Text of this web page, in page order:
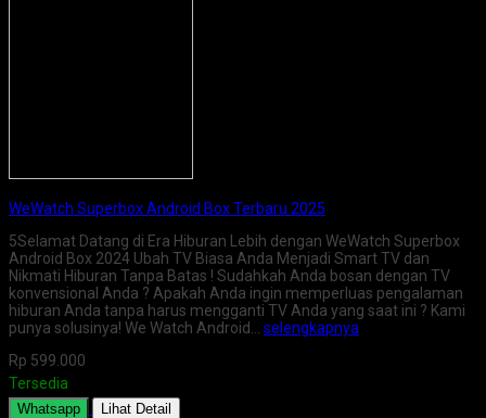
WeWatch Superbox Android Box Terbaru 2025
5Selamat Datang di Era Hiburan Lebih dengan WeWatch Superbox
Android Box 2024 Ubah TV Biasa Anda Menjadi Smart TV dan
Nikmati Hiburan Tanpa Batas ! Sudahkah Anda bosan dengan TV
konvensional Anda ? Apakah Anda ingin memperluas pengalaman
hiburan Anda tanpa harus mengganti TV Anda yang saat ini ? Kami
punya solusinya! We Watch Android… selengkapnya
Rp 599.000
Tersedia
Whatsapp Lihat Detail